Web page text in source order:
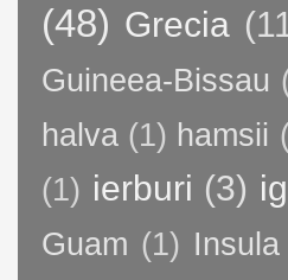
(48) Grecia
Guineea-Bissau
halva (1) hamsii
(1) ierburi (3)
Guam (1)